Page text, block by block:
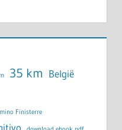
35 km België
Finisterre